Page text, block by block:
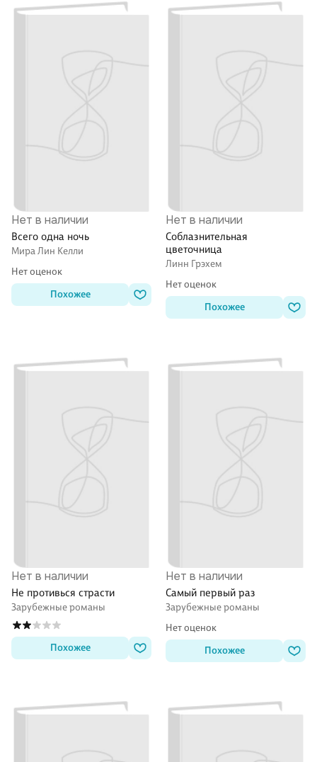
Нет в наличии
Всего одна ночь
Мира Лин Келли
Нет оценок
Похожее
Нет в наличии
Соблазнительная
цветочница
Линн Грэхем
Нет оценок
Похожее
Нет в наличии
Не противься страсти
Зарубежные романы
Похожее
Нет в наличии
Самый первый раз
Зарубежные романы
Нет оценок
Похожее